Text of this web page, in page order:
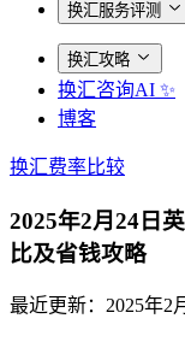
换汇服务评测
换汇攻略
换汇咨询AI ✨
博客
换汇费率比较
2025年2月24日
比及省钱攻略
最近更新： 2025年2